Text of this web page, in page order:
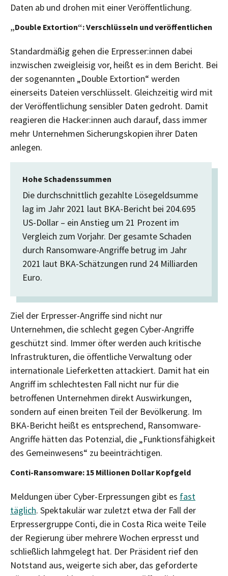
Daten ab und drohen mit einer Veröffentlichung.
„Double Extortion“: Verschlüsseln und veröffentlichen
Standardmäßig gehen die Erpresser:innen dabei
inzwischen zweigleisig vor, heißt es in dem Bericht. Bei
der sogenannten „Double Extortion“ werden
einerseits Dateien verschlüsselt. Gleichzeitig wird mit
der Veröffentlichung sensibler Daten gedroht. Damit
reagieren die Hacker:innen auch darauf, dass immer
mehr Unternehmen Sicherungskopien ihrer Daten
anlegen.
Hohe Schadenssummen
Die durchschnittlich gezahlte Lösegeldsumme
lag im Jahr 2021 laut BKA-Bericht bei 204.695
US-Dollar – ein Anstieg um 21 Prozent im
Vergleich zum Vorjahr. Der gesamte Schaden
durch Ransomware-Angriffe betrug im Jahr
2021 laut BKA-Schätzungen rund 24 Milliarden
Euro.
Ziel der Erpresser-Angriffe sind nicht nur
Unternehmen, die schlecht gegen Cyber-Angriffe
geschützt sind. Immer öfter werden auch kritische
Infrastrukturen, die öffentliche Verwaltung oder
internationale Lieferketten attackiert. Damit hat ein
Angriff im schlechtesten Fall nicht nur für die
betroffenen Unternehmen direkt Auswirkungen,
sondern auf einen breiten Teil der Bevölkerung. Im
BKA-Bericht heißt es entsprechend, Ransomware-
Angriffe hätten das Potenzial, die „Funktionsfähigkeit
des Gemeinwesens“ zu beeinträchtigen.
Conti-Ransomware: 15 Millionen Dollar Kopfgeld
Meldungen über Cyber-Erpressungen gibt es fast
täglich. Spektakulär war zuletzt etwa der Fall der
Erpressergruppe Conti, die in Costa Rica weite Teile
der Regierung über mehrere Wochen erpresst und
schließlich lahmgelegt hat. Der Präsident rief den
Notstand aus, weigerte sich aber, das geforderte